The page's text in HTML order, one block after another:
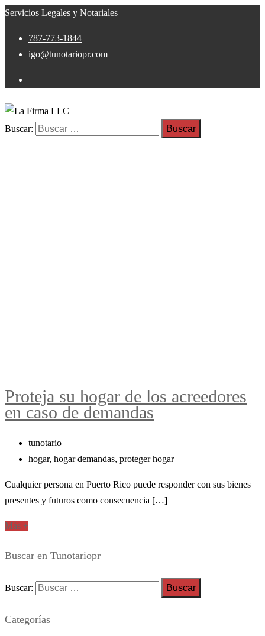
Servicios Legales y Notariales
787-773-1844
igo@tunotariopr.com
Buscar:
Proteja su hogar de los acreedores
en caso de demandas
tunotario
hogar, hogar demandas, proteger hogar
Cualquier persona en Puerto Rico puede responder con sus bienes
presentes y futuros como consecuencia […]
Más +
Buscar en Tunotariopr
Buscar:
Categorías